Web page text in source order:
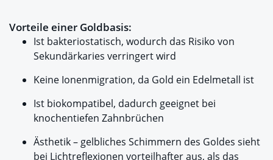
Vorteile einer Goldbasis:
Ist bakteriostatisch, wodurch das Risiko von
Sekundärkaries verringert wird
Keine Ionenmigration, da Gold ein Edelmetall ist
Ist biokompatibel, dadurch geeignet bei
knochentiefen Zahnbrüchen
Ästhetik – gelbliches Schimmern des Goldes sieht
bei Lichtreflexionen vorteilhafter aus, als das